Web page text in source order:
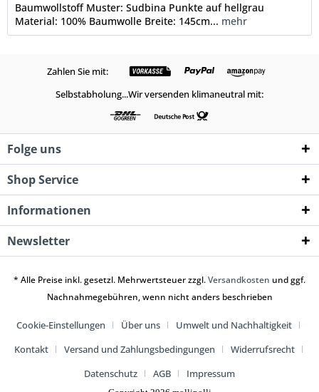
Baumwollstoff Muster: Sudbina Punkte auf hellgrau
Material: 100% Baumwolle Breite: 145cm... mehr
Zahlen Sie mit:
Selbstabholung...Wir versenden klimaneutral mit:
Folge uns
Shop Service
Informationen
Newsletter
* Alle Preise inkl. gesetzl. Mehrwertsteuer zzgl.Versandkosten und ggf.
Nachnahmegebühren, wenn nicht anders beschrieben
Cookie-Einstellungen Über uns
Umwelt und Nachhaltigkeit
Kontakt
Versand und Zahlungsbedingungen
Widerrufsrecht
Datenschutz
AGB Impressum